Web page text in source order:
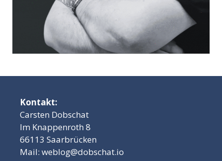
Kontakt:
Carsten Dobschat
Im Knappenroth 8
66113 Saarbrücken
Mail: weblog@dobschat.io